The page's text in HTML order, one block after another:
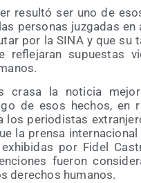
resul­tó ser uno de
per­so­nas juz­ga­das
por la SINA y que su
refle­ja­ran supues­tas
cra­sa la noti­cia
de esos hechos, en
los perio­dis­tas
la pren­sa
exhi­bi­das por Fidel
fue­ron
dere­chos humanos.